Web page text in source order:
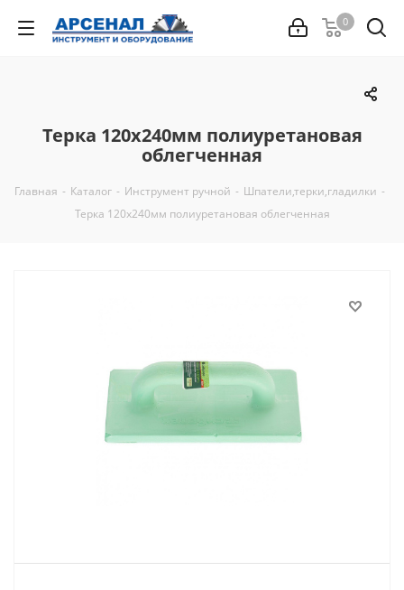
0
Терка 120х240мм полиуретановая
облегченная
Главная - Каталог - Инструмент ручной - Шпатели,терки,гладилки -
Терка 120х240мм полиуретановая облегченная